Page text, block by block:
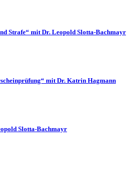
Strafe“ mit Dr. Leopold Slotta-Bachmayr
mit Dr. Katrin Hagmann
Slotta-Bachmayr